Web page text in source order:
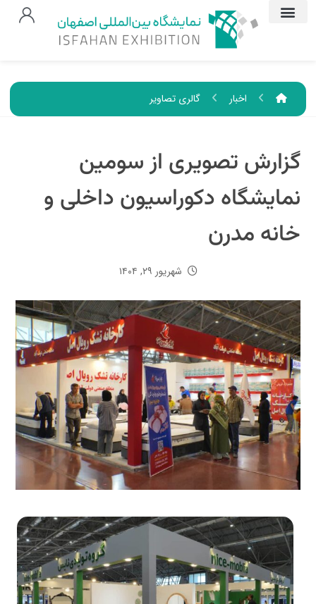
اخبار گالری تصاویر
گزارش تصویری از سومین
نمایشگاه دکوراسیون داخلی و
خانه مدرن
شهریور ۲۹, ۱۴۰۴